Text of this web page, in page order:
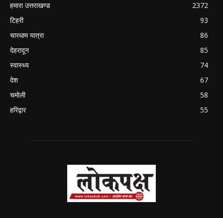
हमारा उत्तराखण्ड
2372
टिहरी
93
चारधाम यात्रा
86
देहरादून
85
स्वास्थ्य
74
देश
67
चमोली
58
हरिद्वार
55